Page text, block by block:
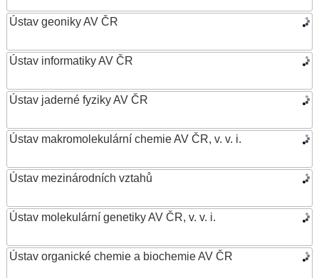
Ústav geoniky AV ČR
Ústav informatiky AV ČR
Ústav jaderné fyziky AV ČR
Ústav makromolekulární chemie AV ČR, v. v. i.
Ústav mezinárodních vztahů
Ústav molekulární genetiky AV ČR, v. v. i.
Ústav organické chemie a biochemie AV ČR